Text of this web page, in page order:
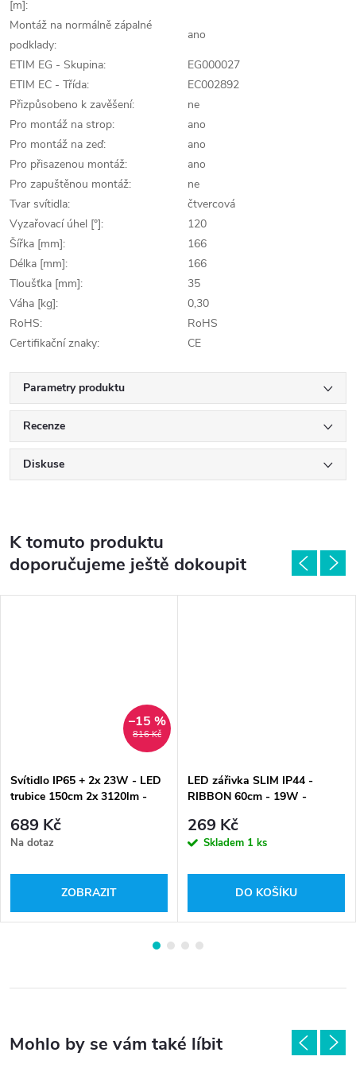
[m]:
Montáž na normálně zápalné
podklady:
ano
ETIM EG - Skupina:
EG000027
ETIM EC - Třída:
EC002892
Přizpůsobeno k zavěšení:
ne
Pro montáž na strop:
ano
Pro montáž na zeď:
ano
Pro přisazenou montáž:
ano
Pro zapuštěnou montáž:
ne
Tvar svítidla:
čtvercová
Vyzařovací úhel [°]:
120
Šířka [mm]:
166
Délka [mm]:
166
Tloušťka [mm]:
35
Váha [kg]:
0,30
RoHS:
RoHS
Certifikační znaky:
CE
Parametry produktu
Recenze
Diskuse
K tomuto produktu
doporučujeme ještě dokoupit
816 Kč
–15 %
Svítidlo IP65 + 2x 23W - LED
trubice 150cm 2x 3120lm -
689 Kč
Na dotaz
ZOBRAZIT
LED zářivka SLIM IP44 -
RIBBON 60cm - 19W -
GXDS174
269 Kč
Skladem 1 ks
DO KOŠÍKU